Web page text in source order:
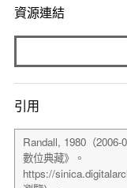
資源連結
引用